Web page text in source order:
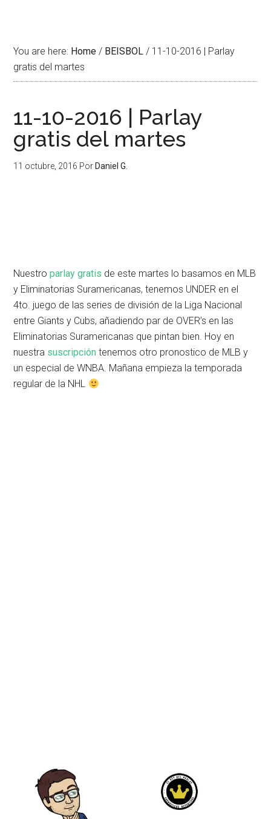
You are here: Home / BEISBOL / 11-10-2016 | Parlay
gratis del martes
11-10-2016 | Parlay
gratis del martes
11 octubre, 2016 Por Daniel G.
Nuestroparlay gratis de este martes lo basamos en MLB
y Eliminatorias Suramericanas, tenemos UNDER en el
4to. juego de las series de división de la Liga Nacional
entre Giants y Cubs, añadiendo par de OVER’s en las
Eliminatorias Suramericanas que pintan bien. Hoy en
nuestra suscripción tenemos otro pronostico de MLB y
un especial de WNBA. Mañana empieza la temporada
regular de la NHL